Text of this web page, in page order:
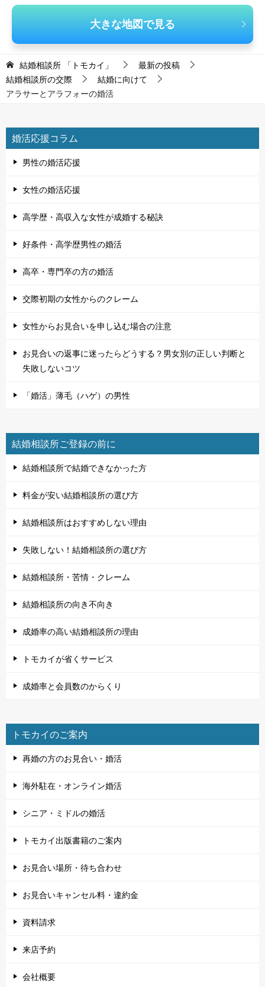
大きな地図で見る
結婚相談所 「トモカイ」
最新の投稿
結婚相談所の交際
結婚に向けて
アラサーとアラフォーの婚活
婚活応援コラム
男性の婚活応援
女性の婚活応援
高学歴・高収入な女性が成婚する秘訣
好条件・高学歴男性の婚活
高卒・専門卒の方の婚活
交際初期の女性からのクレーム
女性からお見合いを申し込む場合の注意
お見合いの返事に迷ったらどうする？男女別の正しい判断と
失敗しないコツ
「婚活」薄毛（ハゲ）の男性
結婚相談所ご登録の前に
結婚相談所で結婚できなかった方
料金が安い結婚相談所の選び方
結婚相談所はおすすめしない理由
失敗しない！結婚相談所の選び方
結婚相談所・苦情・クレーム
結婚相談所の向き不向き
成婚率の高い結婚相談所の理由
トモカイが省くサービス
成婚率と会員数のからくり
トモカイのご案内
再婚の方のお見合い・婚活
海外駐在・オンライン婚活
シニア・ミドルの婚活
トモカイ出版書籍のご案内
お見合い場所・待ち合わせ
お見合いキャンセル料・違約金
資料請求
来店予約
会社概要